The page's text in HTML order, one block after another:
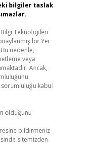
bilgiler taslak
Bilgi Teknolojileri
bir Yer
nedenle,
veya
Ancak,
kabul
olduğunu
bildirmeniz
sitemizden